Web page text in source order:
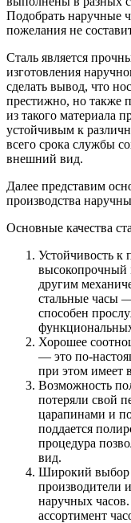
Подобрать наручные
пожелания не
Сталь является
изготовления
сделать вывод, что
престижно, но также
из такого материала
устойчивым к
всего срока службы
внешний вид.
Далее представим
производства
Основные качества
Устойчивость
высокопрочный
другим
стальные часы
способен
Хорошее
— это по-
при этом имеет
Возможность
потеряли свой
царапинами и
поддается
процедура
вид.
Широкий выбор
производители
наручных
ассортимент